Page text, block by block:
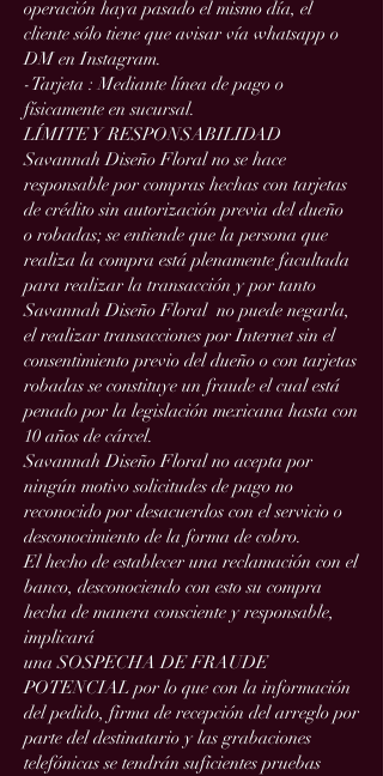
operación haya pasado el mismo día, el
cliente sólo tiene que avisar vía whatsapp o
DM en Instagram.
-Tarjeta : Mediante línea de pago o
físicamente en sucursal.
LÍMITE Y RESPONSABILIDAD
Savannah Diseño Floral no se hace
responsable por compras hechas con tarjetas
de crédito sin autorización previa del dueño
o robadas; se entiende que la persona que
realiza la compra está plenamente facultada
para realizar la transacción y por tanto
Savannah Diseño Floral no puede negarla,
el realizar transacciones por Internet sin el
consentimiento previo del dueño o con tarjetas
robadas se constituye un fraude el cual está
penado por la legislación mexicana hasta con
10 años de cárcel.
Savannah Diseño Floral no acepta por
ningún motivo solicitudes de pago no
reconocido por desacuerdos con el servicio o
desconocimiento de la forma de cobro.
El hecho de establecer una reclamación con el
banco, desconociendo con esto su compra
hecha de manera consciente y responsable,
implicará
una SOSPECHA DE FRAUDE
POTENCIAL por lo que con la información
del pedido, firma de recepción del arreglo por
parte del destinatario y las grabaciones
telefónicas se tendrán suficientes pruebas